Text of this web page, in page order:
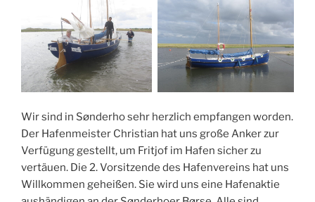
Wir sind in Sønderho sehr herzlich empfangen worden.
Der Hafenmeister Christian hat uns große Anker zur
Verfügung gestellt, um Fritjof im Hafen sicher zu
vertäuen. Die 2. Vorsitzende des Hafenvereins hat uns
Willkommen geheißen. Sie wird uns eine Hafenaktie